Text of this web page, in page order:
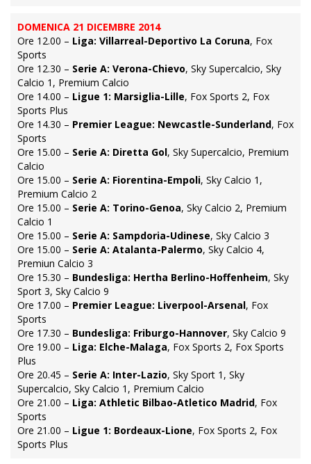
DOMENICA 21 DICEMBRE 2014
Ore 12.00 – Liga: Villarreal-Deportivo La Coruna, Fox
Sports
Ore 12.30 – Serie A: Verona-Chievo, Sky Supercalcio, Sky
Calcio 1, Premium Calcio
Ore 14.00 – Ligue 1: Marsiglia-Lille, Fox Sports 2, Fox
Sports Plus
Ore 14.30 – Premier League: Newcastle-Sunderland, Fox
Sports
Ore 15.00 – Serie A: Diretta Gol, Sky Supercalcio, Premium
Calcio
Ore 15.00 – Serie A: Fiorentina-Empoli, Sky Calcio 1,
Premium Calcio 2
Ore 15.00 – Serie A: Torino-Genoa, Sky Calcio 2, Premium
Calcio 1
Ore 15.00 – Serie A: Sampdoria-Udinese, Sky Calcio 3
Ore 15.00 – Serie A: Atalanta-Palermo, Sky Calcio 4,
Premiun Calcio 3
Ore 15.30 – Bundesliga: Hertha Berlino-Hoffenheim, Sky
Sport 3, Sky Calcio 9
Ore 17.00 – Premier League: Liverpool-Arsenal, Fox
Sports
Ore 17.30 – Bundesliga: Friburgo-Hannover, Sky Calcio 9
Ore 19.00 – Liga: Elche-Malaga, Fox Sports 2, Fox Sports
Plus
Ore 20.45 – Serie A: Inter-Lazio, Sky Sport 1, Sky
Supercalcio, Sky Calcio 1, Premium Calcio
Ore 21.00 – Liga: Athletic Bilbao-Atletico Madrid, Fox
Sports
Ore 21.00 – Ligue 1: Bordeaux-Lione, Fox Sports 2, Fox
Sports Plus